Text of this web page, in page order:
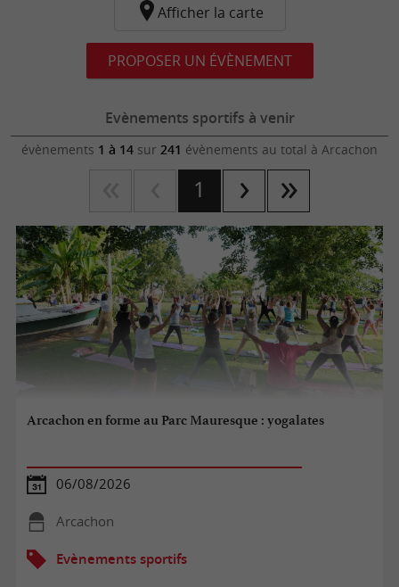
Afficher la carte
PROPOSER UN ÉVÈNEMENT
Evènements sportifs à venir
évènements 1 à 14 sur 241 évènements au total à Arcachon
1
Arcachon en forme au Parc Mauresque : yogalates
06/08/2026
Arcachon
Evènements sportifs